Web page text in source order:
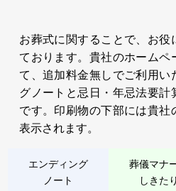
お葬式に関することで、お役
ております。貴社のホームペ
て、追加料金無しでご利用い
グノートと忌日・年忌法要計
です。印刷物の下部には貴社
表示されます。
エンディング
ノート
葬儀マナ
しきたり